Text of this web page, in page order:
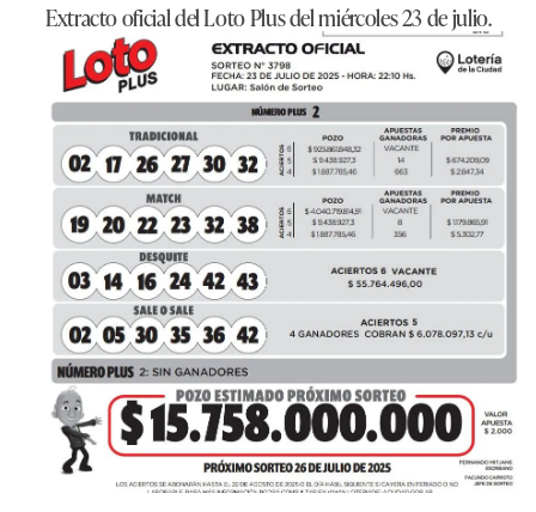
Extracto oficial del Loto Plus del miércoles 23 de julio.